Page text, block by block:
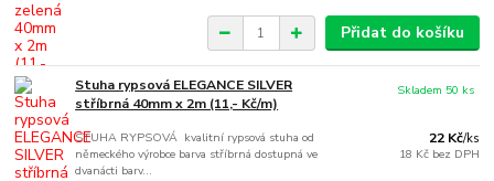
Přidat do košíku
Stuha rypsová ELEGANCE SILVER
stříbrná 40mm x 2m (11,- Kč/m)
STUHA RYPSOVÁ kvalitní rypsová stuha od
německého výrobce barva stříbrná dostupná ve
dvanácti barv...
22 Kč/ks
18 Kč bez DPH
Skladem 50 ks